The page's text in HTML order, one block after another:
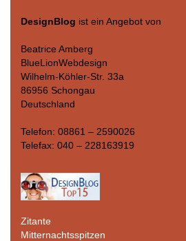
DesignBlog ist ein Angebot von
Beatrice Amberg
BlueLionWebdesign
Wilhelm-Köhler-Str. 33a
86956 Schongau
Deutschland
Telefon: 08861 – 2590026
Telefax: 040 – 228163919
Zitante
Mitternachtsspitzen